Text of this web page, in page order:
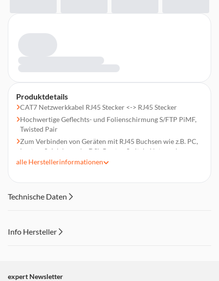
Produktdetails
CAT7 Netzwerkkabel RJ45 Stecker <-> RJ45 Stecker
Hochwertige Geflechts- und Folienschirmung S/FTP PiMF,
Twisted Pair
Zum Verbinden von Geräten mit RJ45 Buchsen wie z.B. PC,
Laptop, Spielekonsole, DSL-Router, Switch, Netzwerk-
Kameras, Smart TV
500MHz
Abwärtskompatibel zu anderen CAT Varianten
alle Herstellerinformationen
Technische Daten
Info Hersteller
"Marketing".
expert Newsletter